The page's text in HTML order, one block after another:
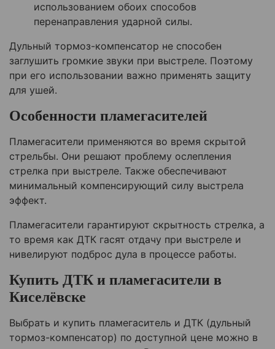
использованием обоих способов
перенаправления ударной силы.
Дульный тормоз-компенсатор не способен
заглушить громкие звуки при выстреле. Поэтому
при его использовании важно применять защиту
для ушей.
Особенности пламегасителей
Пламегасители применяются во время скрытой
стрельбы. Они решают проблему ослепления
стрелка при выстреле. Также обеспечивают
минимальный компенсирующий силу выстрела
эффект.
Пламегасители гарантируют скрытность стрелка, а
то время как ДТК гасят отдачу при выстреле и
нивелируют подброс дула в процессе работы.
Купить ДТК и пламегасители в
Киселёвске
Выбрать и купить пламегаситель и ДТК (дульный
тормоз-компенсатор) по доступной цене можно в